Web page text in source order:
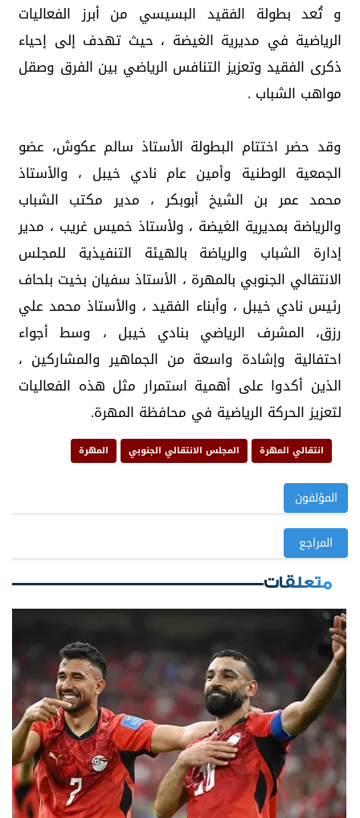
و تُعد بطولة الفقيد البسيسي من أبرز الفعاليات
الرياضية في مديرية الغيضة ، حيث تهدف إلى إحياء
ذكرى الفقيد وتعزيز التنافس الرياضي بين الفرق وصقل
مواهب الشباب .
وقد حضر اختتام البطولة الأستاذ سالم عكوش، عضو
الجمعية الوطنية وأمين عام نادي خيبل ، والأستاذ
محمد عمر بن الشيخ أبوبكر ، مدير مكتب الشباب
والرياضة بمديرية الغيضة ، ولأستاذ خميس غريب ، مدير
إدارة الشباب والرياضة بالهيئة التنفيذية للمجلس
الانتقالي الجنوبي بالمهرة ، الأستاذ سفيان بخيت بلحاف
رئيس نادي خيبل ، وأبناء الفقيد ، والأستاذ محمد علي
رزق، المشرف الرياضي بنادي خيبل ، وسط أجواء
احتفالية وإشادة واسعة من الجماهير والمشاركين ،
الذين أكدوا على أهمية استمرار مثل هذه الفعاليات
لتعزيز الحركة الرياضية في محافظة المهرة.
انتقالي المهرة المجلس الانتقالي الجنوبي المهرة
المؤلفون
المراجع
متعلقات